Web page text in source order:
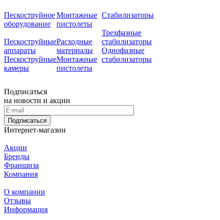
Пескоструйное
оборудование
Пескоструйные
аппараты
Пескоструйные
камеры
Монтажные
пистолеты
Расходные
материалы
Монтажные
пистолеты
Стабилизаторы
Трехфазные
стабилизаторы
Однофазные
стабилизаторы
Подписаться
на новости и акции
Подписаться
Интернет-магазин
Акции
Бренды
Франшиза
Компания
О компании
Отзывы
Информация